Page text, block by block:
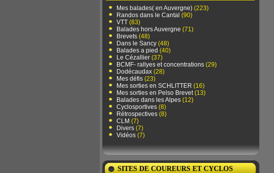
Mes balades( en Auvergne) (223)
Randos dans le Cantal (90)
VTT (83)
Balades hors Auvergne (71)
Brevets (48)
Dans le Sancy (48)
Balades a pied (40)
Le Cézallier (37)
BCMF- rallyes et concentrations (29)
Dodécaudax (28)
Mes défis (23)
Mes sorties en SCHLITTER (16)
Mes sorties en Pelso Brevet(13)
Balades dans les Alpes (12)
Cyclosportives (8)
Rétrospectives (8)
CLM (7)
Divers (7)
Vidéos (7)
SITES DE COUREURS ET CYCLOS